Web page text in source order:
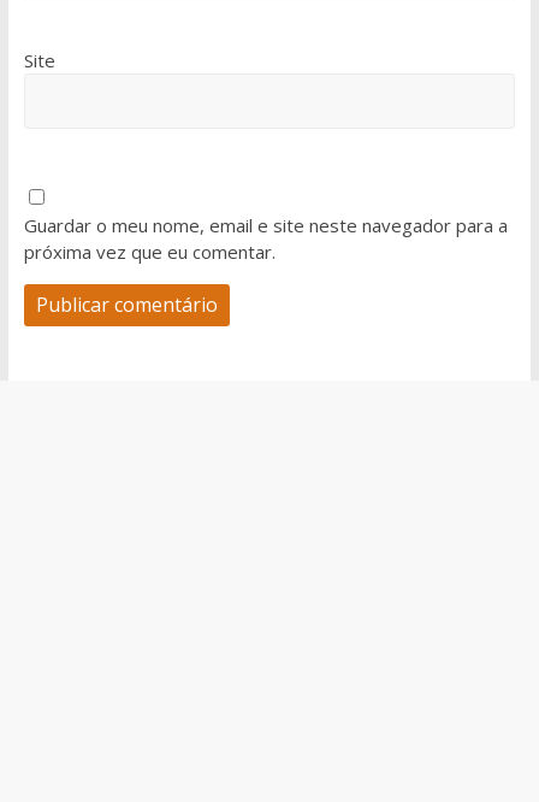
Site
Guardar o meu nome, email e site neste navegador para a
próxima vez que eu comentar.